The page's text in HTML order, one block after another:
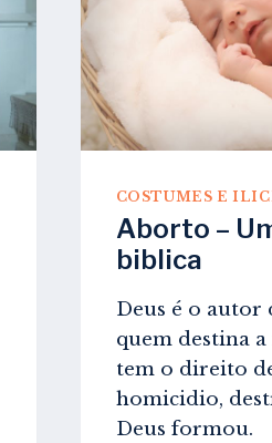
COSTUMES E
Aborto –
biblica
Deus é o autor
quem destina
tem o direito
homicidio,
Deus formou.